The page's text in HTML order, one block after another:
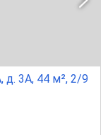
д. 3А, 44 м², 2/9